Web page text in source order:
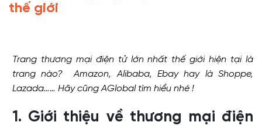
thế giới
Trang thương mại điện tử lớn nhất thế giới hiện tại là
trang nào? Amazon, Alibaba, Ebay hay là Shoppe,
Lazada…… Hãy cũng AGlobal tìm hiểu nhé !
1. Giới thiệu về thương mại điện